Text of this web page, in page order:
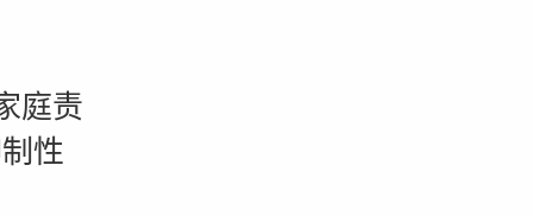
庭责
性